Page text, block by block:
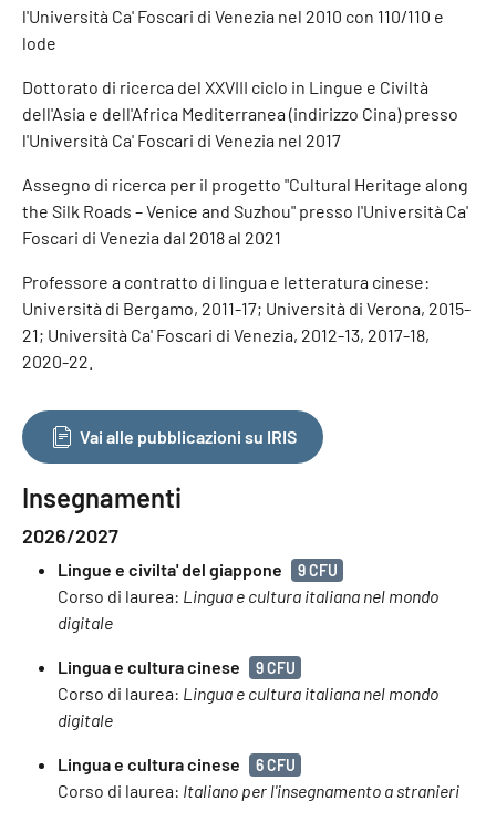
l'Università Ca' Foscari di Venezia nel 2010 con 110/110 e
lode
Dottorato di ricerca del XXVIII ciclo in Lingue e Civiltà
dell'Asia e dell'Africa Mediterranea (indirizzo Cina) presso
l'Università Ca' Foscari di Venezia nel 2017
Assegno di ricerca per il progetto "Cultural Heritage along
the Silk Roads – Venice and Suzhou" presso l'Università Ca'
Foscari di Venezia dal 2018 al 2021
Professore a contratto di lingua e letteratura cinese:
Università di Bergamo, 2011-17; Università di Verona, 2015-
21; Università Ca' Foscari di Venezia, 2012-13, 2017-18,
2020-22.
Vai alle pubblicazioni su IRIS
Insegnamenti
2026/2027
Lingue e civilta' del giappone 9 CFU
Corso di laurea: Lingua e cultura italiana nel mondo
digitale
Lingua e cultura cinese 9 CFU
Corso di laurea: Lingua e cultura italiana nel mondo
digitale
Lingua e cultura cinese 6 CFU
Corso di laurea: Italiano per l'insegnamento a stranieri